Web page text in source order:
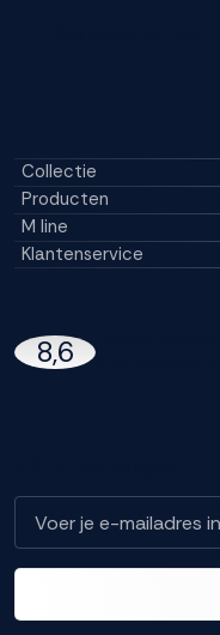
Collectie
Producten
M line
Klantenservice
8,6